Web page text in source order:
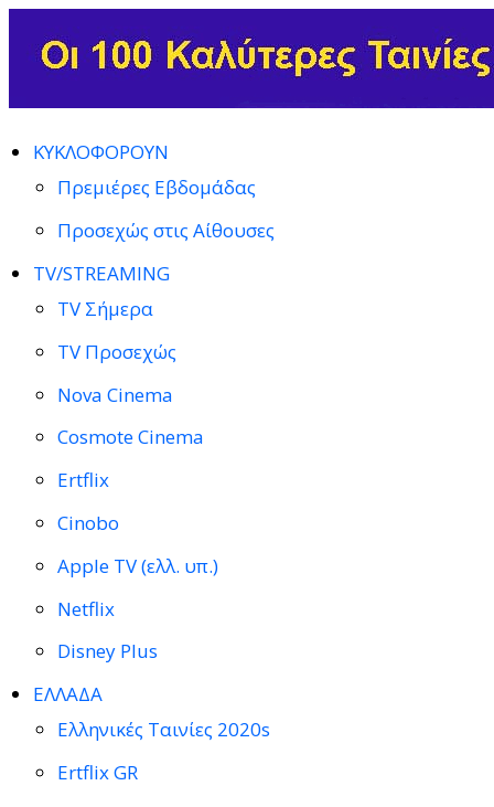
ΚΥΚΛΟΦΟΡΟΥΝ
Πρεμιέρες Εβδομάδας
Προσεχώς στις Αίθουσες
TV/STREAMING
TV Σήμερα
TV Προσεχώς
Nova Cinema
Cosmote Cinema
Ertflix
Cinobo
Apple TV (ελλ. υπ.)
Netflix
Disney Plus
ΕΛΛΑΔΑ
Ελληνικές Ταινίες 2020s
Ertflix GR